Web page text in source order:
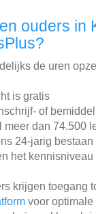
ouders in
de uren
is gratis
of
meer dan 74.500
24-jarig bestaan
het kennisniveau
krijgen toegang
voor